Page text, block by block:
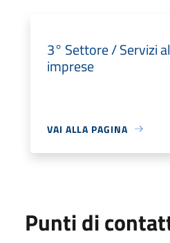
3° Settore / Servizi
imprese
VAI ALLA PAGINA
Punti di